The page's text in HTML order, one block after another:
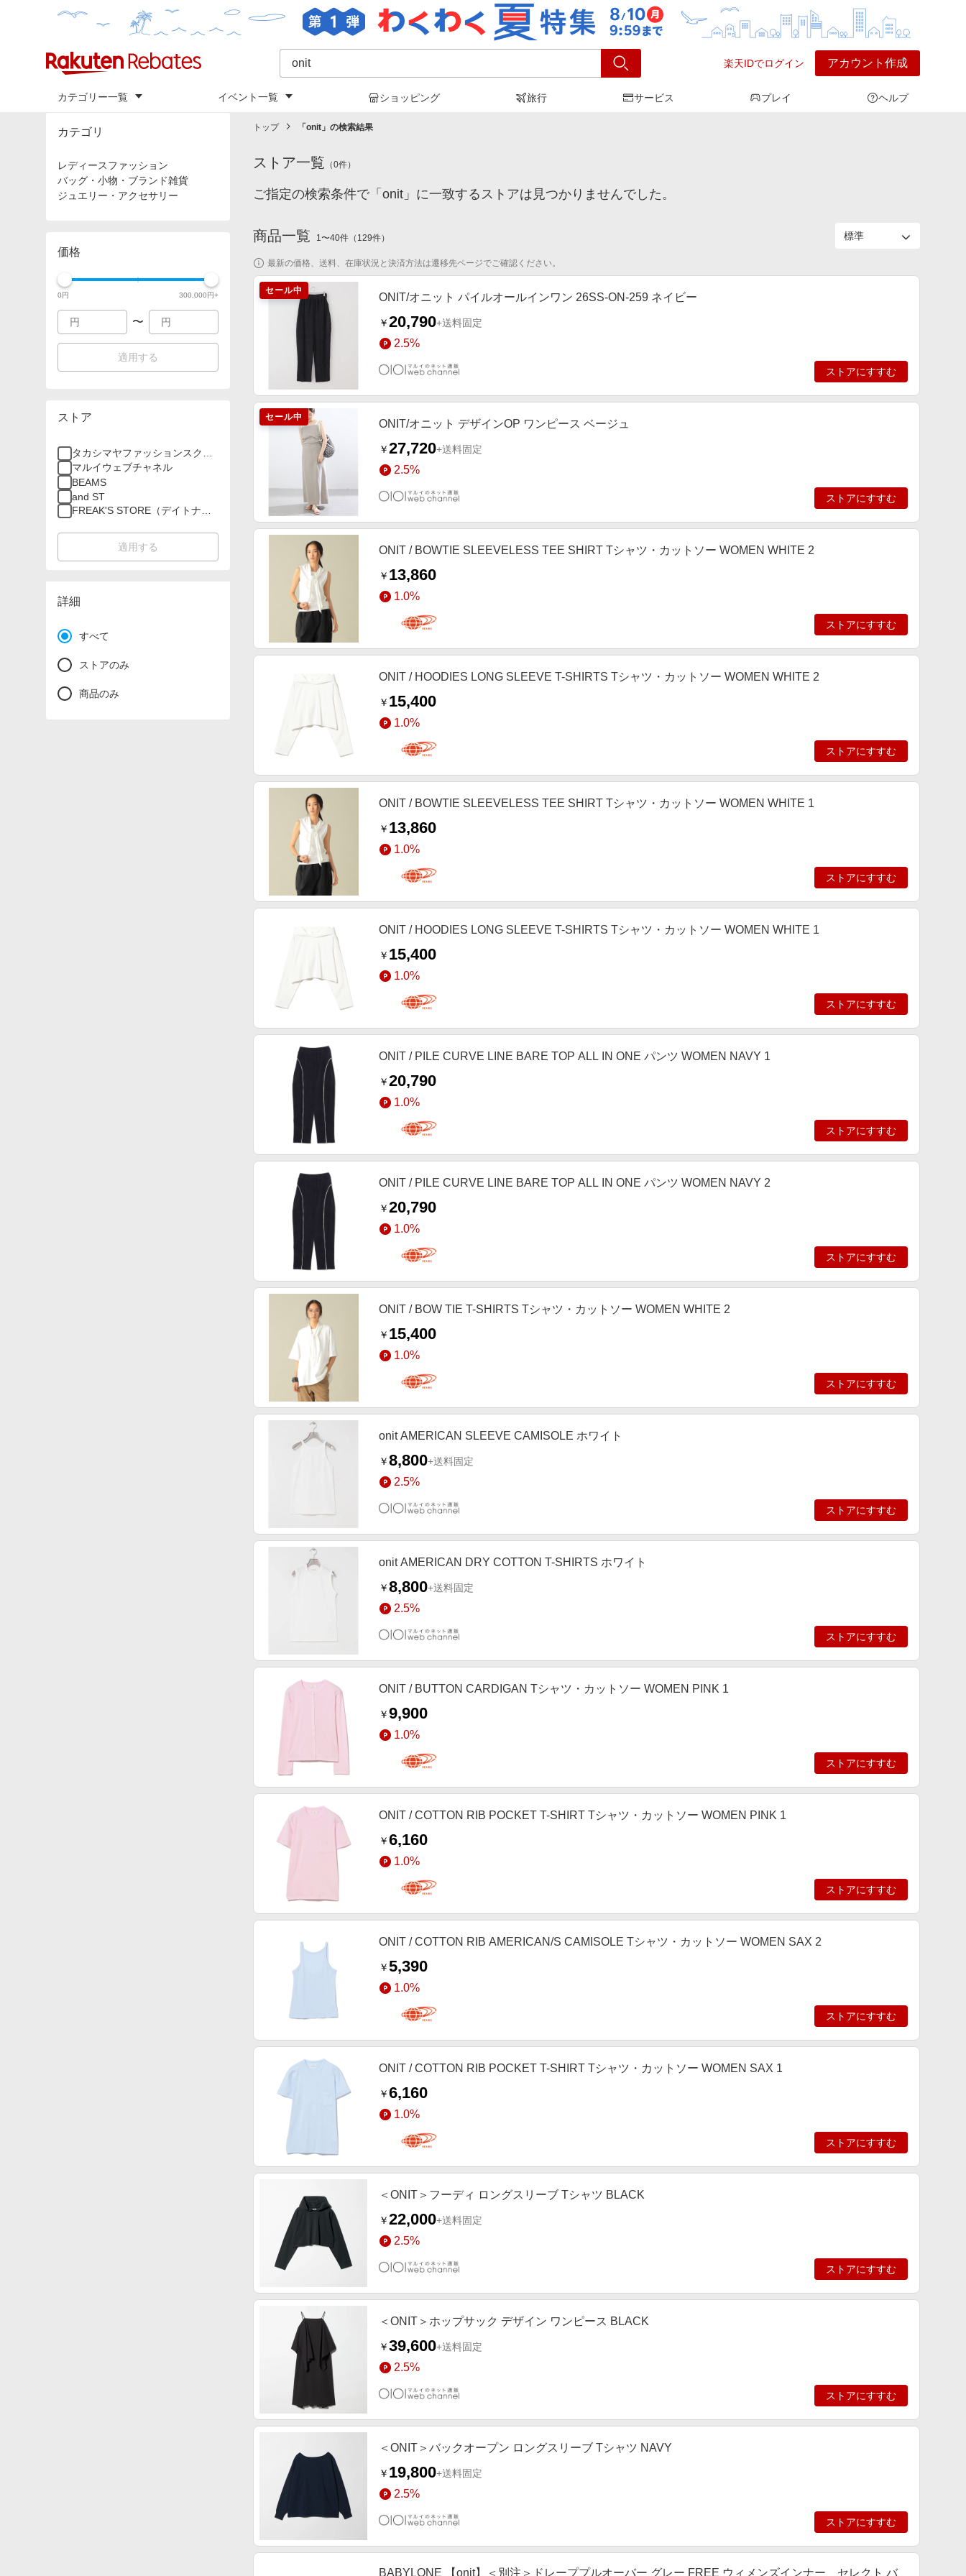
楽天IDでログイン アカウント作成
カテゴリー一覧 イベント一覧 ショッピング 旅行 サービス プレイ ヘルプ
カテゴリ
レディースファッション
バッグ・小物・ブランド雑貨
ジュエリー・アクセサリー
価格
0円 300,000円+
〜
適用する
ストア
タカシマヤファッションスクエ
ア
マルイウェブチャネル
BEAMS
and ST
FREAK'S STORE（デイトナパ
適用する
詳細
すべて
ストアのみ
商品のみ
トップ 「 onit 」の検索結果
ストア一覧 （0件）
ご指定の検索条件で「onit」に一致するストアは見つかりませんでした。
商品一覧 1〜40件 （ 129件）
最新の価格、送料、在庫状況と決済方法は遷移先ページでご確認ください。
セール中
ONIT/オニット パイルオールインワン 26SS-ON-259 ネイビー
￥20,790+送料固定
2.5%
ストアにすすむ
セール中
ONIT/オニット デザインOP ワンピース ベージュ
￥27,720+送料固定
2.5%
ストアにすすむ
ONIT / BOWTIE SLEEVELESS TEE SHIRT Tシャツ・カットソー WOMEN WHITE 2
￥ 13,860
1.0%
ストアにすすむ
ONIT / HOODIES LONG SLEEVE T-SHIRTS Tシャツ・カットソー WOMEN WHITE 2
￥ 15,400
1.0%
ストアにすすむ
ONIT / BOWTIE SLEEVELESS TEE SHIRT Tシャツ・カットソー WOMEN WHITE 1
￥ 13,860
1.0%
ストアにすすむ
ONIT / HOODIES LONG SLEEVE T-SHIRTS Tシャツ・カットソー WOMEN WHITE 1
￥ 15,400
1.0%
ストアにすすむ
ONIT / PILE CURVE LINE BARE TOP ALL IN ONE パンツ WOMEN NAVY 1
￥20,790
1.0%
ストアにすすむ
ONIT / PILE CURVE LINE BARE TOP ALL IN ONE パンツ WOMEN NAVY 2
￥20,790
1.0%
ストアにすすむ
ONIT / BOW TIE T-SHIRTS Tシャツ・カットソー WOMEN WHITE 2
￥ 15,400
1.0%
ストアにすすむ
onit AMERICAN SLEEVE CAMISOLE ホワイト
￥8,800+送料固定
2.5%
ストアにすすむ
onit AMERICAN DRY COTTON T-SHIRTS ホワイト
￥8,800+送料固定
2.5%
ストアにすすむ
ONIT / BUTTON CARDIGAN Tシャツ・カットソー WOMEN PINK 1
￥9,900
1.0%
ストアにすすむ
ONIT / COTTON RIB POCKET T-SHIRT Tシャツ・カットソー WOMEN PINK 1
￥6,160
1.0%
ストアにすすむ
ONIT / COTTON RIB AMERICAN/S CAMISOLE Tシャツ・カットソー WOMEN SAX 2
￥5,390
1.0%
ストアにすすむ
ONIT / COTTON RIB POCKET T-SHIRT Tシャツ・カットソー WOMEN SAX 1
￥6,160
1.0%
ストアにすすむ
＜ONIT＞フーディ ロングスリーブ Tシャツ BLACK
￥22,000+送料固定
2.5%
ストアにすすむ
＜ONIT＞ホップサック デザイン ワンピース BLACK
￥39,600+送料固定
2.5%
ストアにすすむ
＜ONIT＞バックオープン ロングスリーブ Tシャツ NAVY
￥ 19,800+送料固定
2.5%
ストアにすすむ
BABYLONE 【onit】＜別注＞ドレーププルオーバー グレー FREE ウィメンズインナー＿セレクト バ